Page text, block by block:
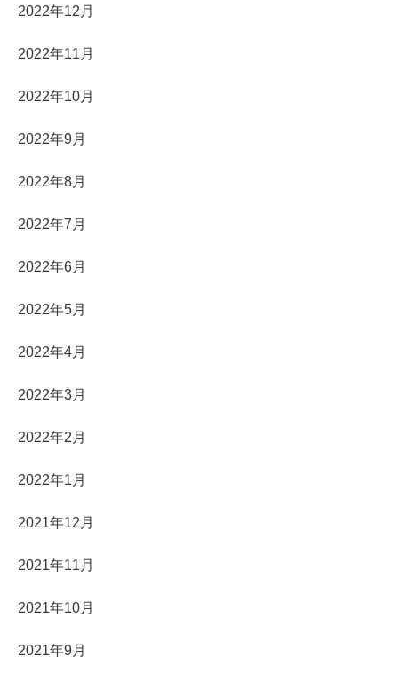
2022年12月
2022年11月
2022年10月
2022年9月
2022年8月
2022年7月
2022年6月
2022年5月
2022年4月
2022年3月
2022年2月
2022年1月
2021年12月
2021年11月
2021年10月
2021年9月